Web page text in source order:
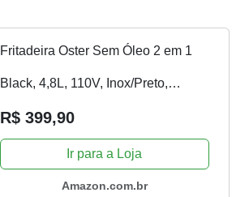
Fritadeira Oster Sem Óleo 2 em 1
Black, 4,8L, 110V, Inox/Preto,
1500W, OFRT660
R$ 399,90
Ir para a Loja
Amazon.com.br